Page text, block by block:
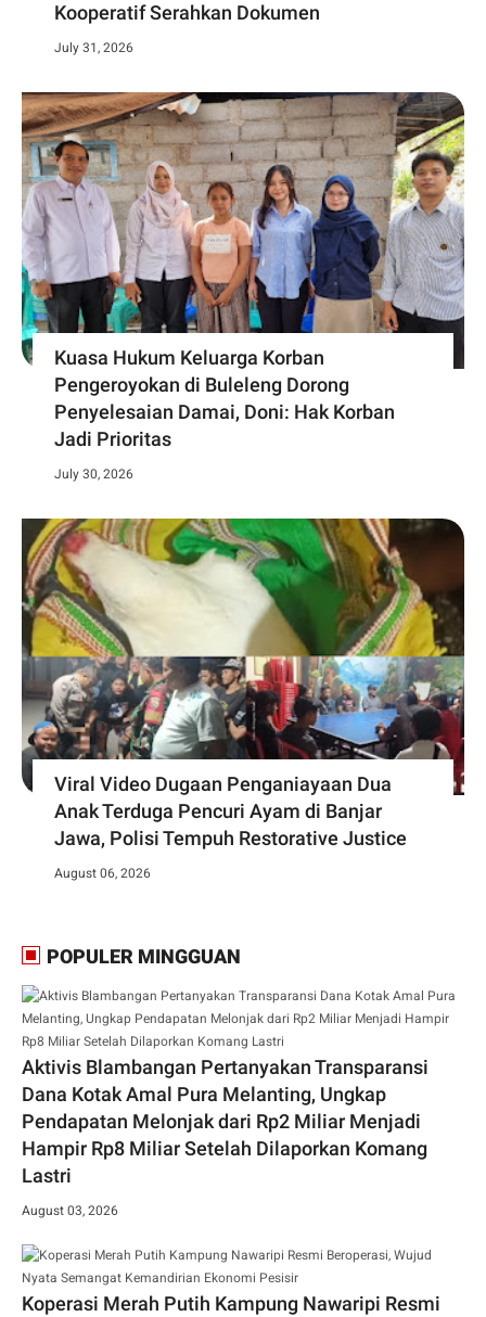
Kooperatif Serahkan Dokumen
July 31, 2026
Kuasa Hukum Keluarga Korban
Pengeroyokan di Buleleng Dorong
Penyelesaian Damai, Doni: Hak Korban
Jadi Prioritas
July 30, 2026
Viral Video Dugaan Penganiayaan Dua
Anak Terduga Pencuri Ayam di Banjar
Jawa, Polisi Tempuh Restorative Justice
August 06, 2026
POPULER MINGGUAN
Aktivis Blambangan Pertanyakan Transparansi
Dana Kotak Amal Pura Melanting, Ungkap
Pendapatan Melonjak dari Rp2 Miliar Menjadi
Hampir Rp8 Miliar Setelah Dilaporkan Komang
Lastri
August 03, 2026
Koperasi Merah Putih Kampung Nawaripi Resmi